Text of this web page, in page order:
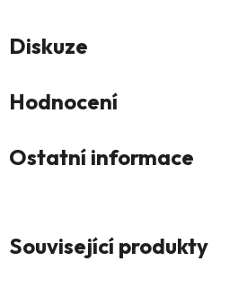
Diskuze
Hodnocení
Ostatní informace
Související produkty